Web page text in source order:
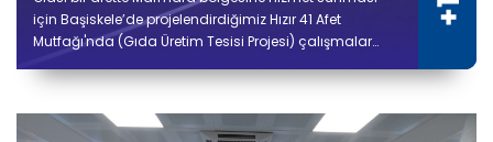
için Başiskele’de projelendirdiğimiz Hızır 41 Afet
Mutfağı'nda (Gıda Üretim Tesisi Projesi) çalışmalar
tesiste kuru ve soğuk depo alanları, gıda hazırlık,